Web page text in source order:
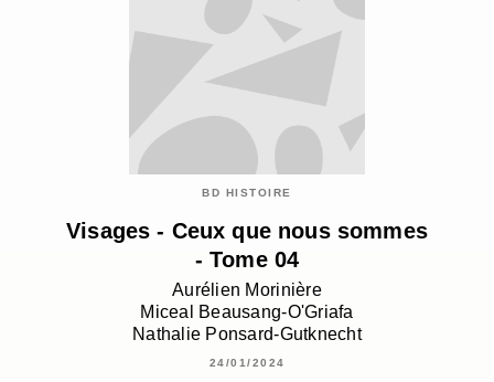
BD HISTOIRE
Visages - Ceux que nous sommes
- Tome 04
Aurélien Morinière
Miceal Beausang-O'Griafa
Nathalie Ponsard-Gutknecht
24/01/2024